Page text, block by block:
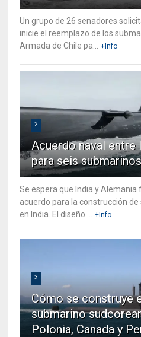
Un grupo de 26 senadores
inicie el reemplazo de los
Armada de Chile pa...
+Info
2
Acuerdo naval entre
para seis
Se espera que India y
acuerdo para la construcción
en India. El diseño ...
+Info
3
Cómo se construye
submarino
Polonia, Canada y